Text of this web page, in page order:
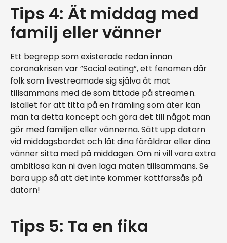
Tips 4: Ät middag med
familj eller vänner
Ett begrepp som existerade redan innan
coronakrisen var ”Social eating”, ett fenomen där
folk som livestreamade sig själva åt mat
tillsammans med de som tittade på streamen.
Istället för att titta på en främling som äter kan
man ta detta koncept och göra det till något man
gör med familjen eller vännerna. Sätt upp datorn
vid middagsbordet och låt dina föräldrar eller dina
vänner sitta med på middagen. Om ni vill vara extra
ambitiösa kan ni även laga maten tillsammans. Se
bara upp så att det inte kommer köttfärssås på
datorn!
Tips 5: Ta en fika